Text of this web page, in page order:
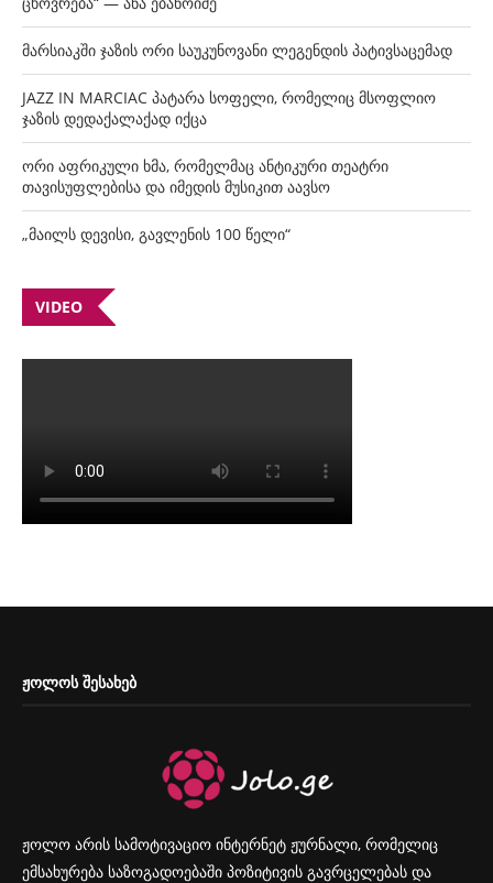
მარსიაკში ჯაზის ორი საუკუნოვანი ლეგენდის პატივსაცემად
JAZZ IN MARCIAC პატარა სოფელი, რომელიც მსოფლიო
ჯაზის დედაქალაქად იქცა
ორი აფრიკული ხმა, რომელმაც ანტიკური თეატრი
თავისუფლებისა და იმედის მუსიკით აავსო
„მაილს დევისი, გავლენის 100 წელი“
VIDEO
ᲟᲝᲚᲝᲡ ᲨᲔᲡᲐᲮᲔᲑ
ჟოლო არის სამოტივაციო ინტერნეტ ჟურნალი, რომელიც
ემსახურება საზოგადოებაში პოზიტივის გავრცელებას და